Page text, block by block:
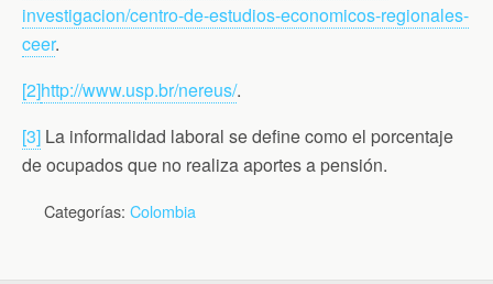
investigacion/centro-de-estudios-economicos-regionales-
ceer.
[2]http://www.usp.br/nereus/.
[3] La informalidad laboral se define como el porcentaje
de ocupados que no realiza aportes a pensión.
Categorías: Colombia